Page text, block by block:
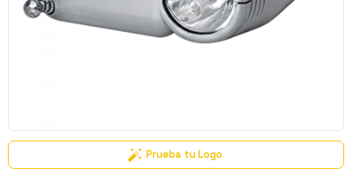
Prueba tu Logo